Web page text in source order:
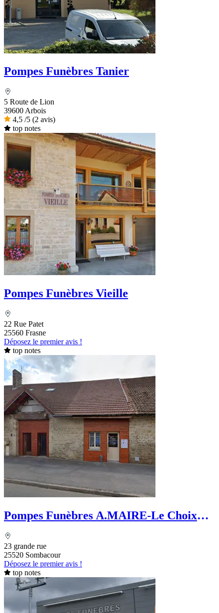
Pompes Funèbres Tanier
5 Route de Lion
39600 Arbois
4,5 /5 (2 avis)
top notes
Pompes Funèbres Vieille
22 Rue Patet
25560 Frasne
Déposez le premier avis !
top notes
Pompes Funèbres A.MAIRE-Le Choix
23 grande rue
25520 Sombacour
Déposez le premier avis !
top notes